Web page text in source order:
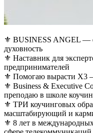
⚜️ BUSINESS ANGEL —
духовность
⚜️ Наставник для
предпринимателей
⚜️ Помогаю вырасти X3
⚜️ Business & Executive
преподаю в школе
⚜️ ТРИ коучинговых
масштабирующий и
⚜️ 8 лет в